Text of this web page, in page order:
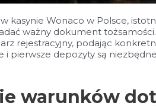
kasynie Wonaco w Polsce,
ważny dokument
rejestracyjny, podając
pierwsze depozyty są
warunków